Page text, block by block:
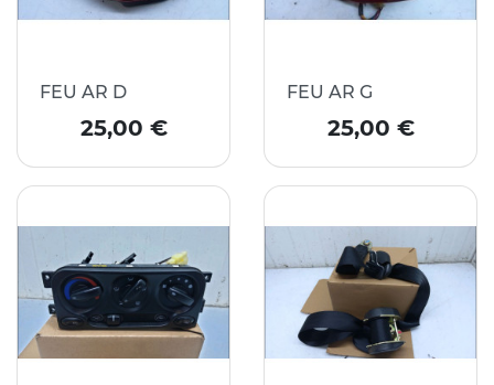
FEU AR D
Prix
25,00 €
FEU AR G
Prix
25,00 €